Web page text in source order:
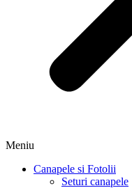
Meniu
Canapele si Fotolii
Seturi canapele